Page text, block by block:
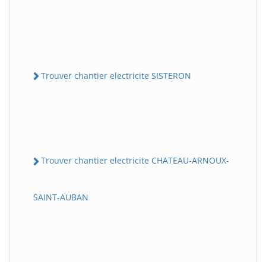
Trouver chantier electricite SISTERON
Trouver chantier electricite CHATEAU-ARNOUX-
SAINT-AUBAN